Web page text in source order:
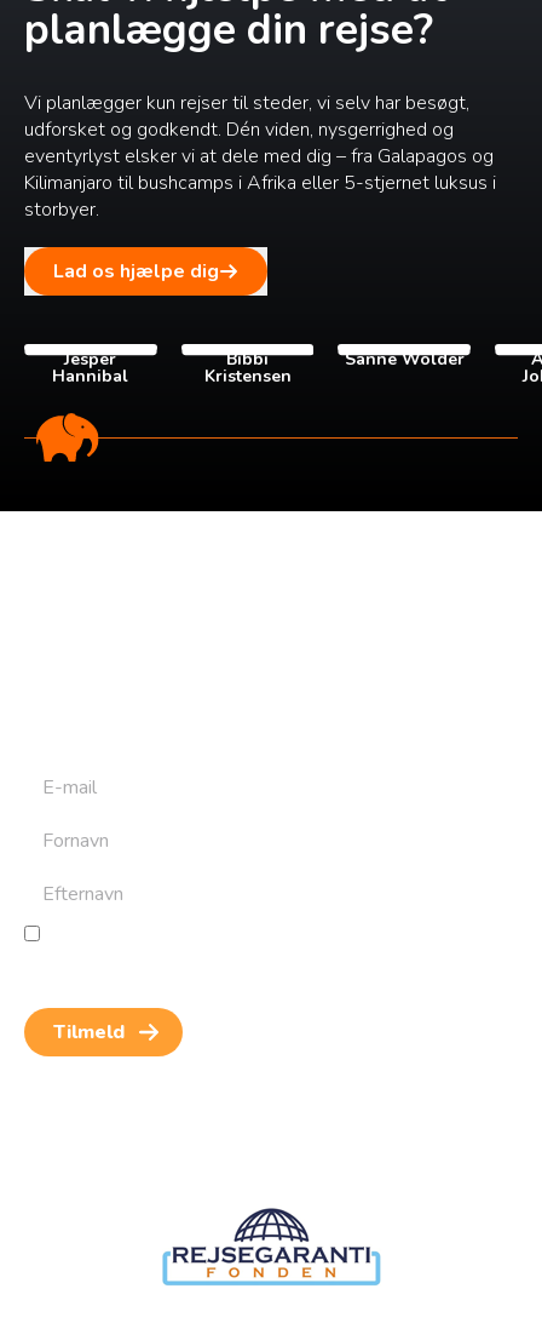
planlægge din rejse?
Vi planlægger kun rejser til steder, vi selv har besøgt,
udforsket og godkendt. Dén viden, nysgerrighed og
eventyrlyst elsker vi at dele med dig – fra Galapagos og
Kilimanjaro til bushcamps i Afrika eller 5-stjernet luksus i
storbyer.
Lad os hjælpe dig
Jesper
Hannibal
Bibbi
Kristensen
Sanne Wolder